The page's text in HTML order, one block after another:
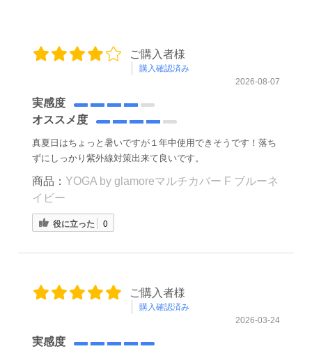
ご購入者様
購入確認済み
2026-08-07
実感度
オススメ度
真夏日はちょっと暑いですが１年中使用できそうです！落ち
ずにしっかり紫外線対策出来て良いです。
商品： YOGA by glamoreマルチカバー F ブルーネ
イビー
役に立った 0
ご購入者様
購入確認済み
2026-03-24
実感度